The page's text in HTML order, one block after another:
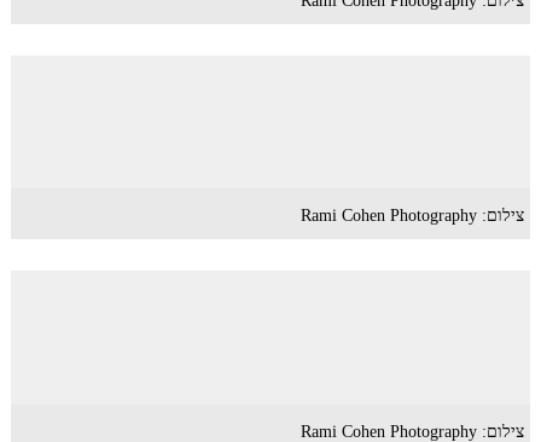
צילום: Rami Cohen Photography
צילום: Rami Cohen Photography